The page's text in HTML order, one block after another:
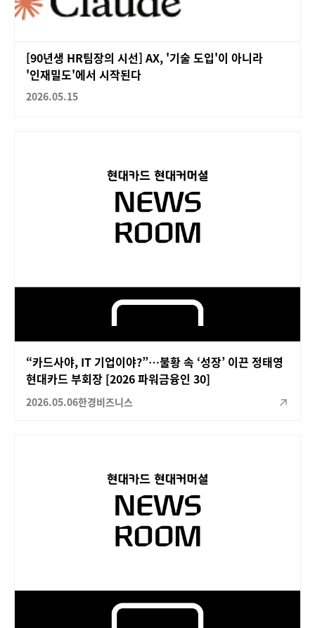
[90년생 HR팀장의 시선] AX, '기술 도입'이 아니라
'인재밀도'에서 시작된다
2026.05.15
“카드사야, IT 기업이야?”…불황 속 ‘성장’ 이끈 정태영
현대카드 부회장 [2026 파워금융인 30]
2026.05.06한경비즈니스